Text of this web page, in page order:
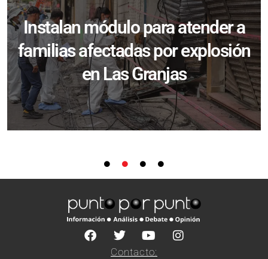
Instalan módulo para atender a
familias afectadas por explosión
en Las Granjas
Contacto: